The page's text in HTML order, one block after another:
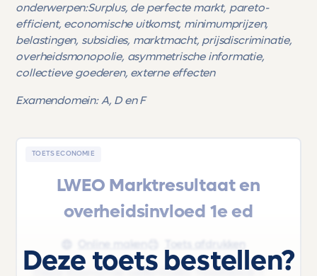
onderwerpen:Surplus, de perfecte markt, pareto-
efficient, economische uitkomst, minimumprijzen,
belastingen, subsidies, marktmacht, prijsdiscriminatie,
overheidsmonopolie, asymmetrische informatie,
collectieve goederen, externe effecten
Examendomein: A, D en F
TOETS ECONOMIE
LWEO Marktresultaat en
overheidsinvloed 1e ed
Online maken Toets afdrukken
Deze toets bestellen?